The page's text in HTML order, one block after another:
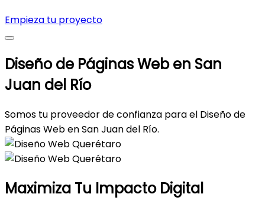
Empieza tu proyecto
Diseño de Páginas Web en San
Juan del Río
Somos tu proveedor de confianza para el Diseño de
Páginas Web en San Juan del Río.
Maximiza Tu Impacto Digital